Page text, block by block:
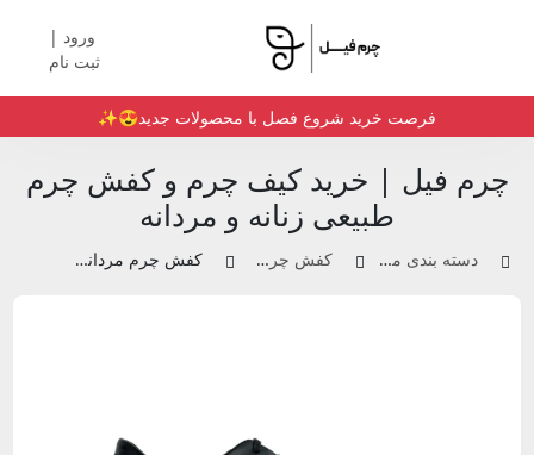
ورود |
ثبت نام
فرصت خرید شروع فصل با محصولات جدید😍✨️
چرم فیل | خرید کیف چرم و کفش چرم
طبیعی زنانه و مردانه
دسته بندی محصولات کفش چرم مردانه کفش چرم مردانه | کد33